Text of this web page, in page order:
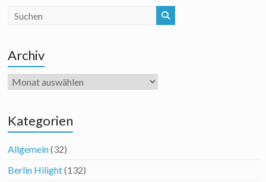
Archiv
Archiv
Kategorien
Allgemein(32)
Berlin Hilight(132)